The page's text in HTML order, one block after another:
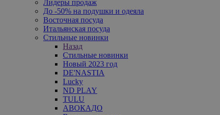
Лидеры продаж
До -50% на подушки и одеяла
Восточная посуда
Итальянская посуда
Стильные новинки
Назад
Стильные новинки
Новый 2023 год
DE'NASTIA
Lucky
ND PLAY
TULU
АВОКАДО